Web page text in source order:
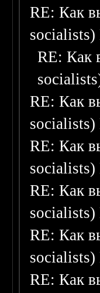
RE: Как
RE: Как
RE: Как
RE: Как
RE: Как
RE: Как
RE: Как